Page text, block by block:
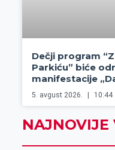
Dečji program
Parkiću” biće
manifestacije
5. avgust 2026. 10:44
NAJNOVIJE